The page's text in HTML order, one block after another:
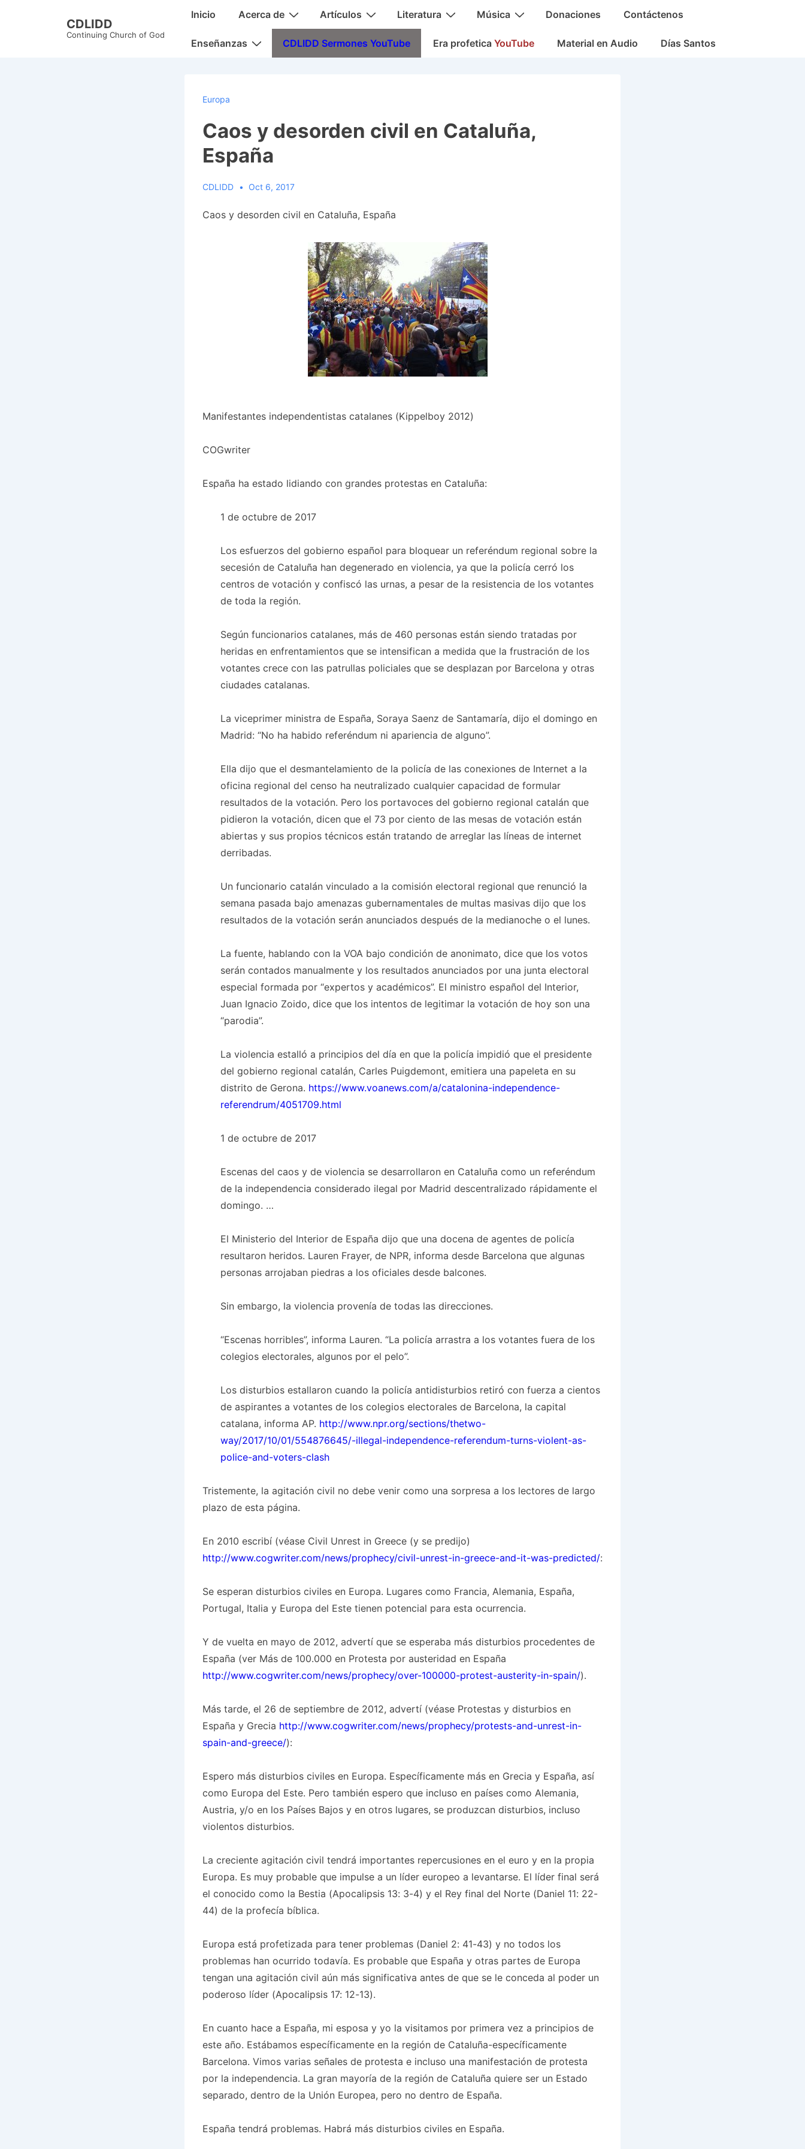
CDLIDD
Continuing Church of God
MainInicio Acerca de Artículos Literatura Música Donaciones Contáctenos
Enseñanzas CDLIDD Sermones YouTube Era profetica YouTube Material en Audio Días Santos
Europa
Caos y desorden civil en Cataluña,
España
CDLIDD Oct 6, 2017
Caos y desorden civil en Cataluña, España
Manifestantes independentistas catalanes (Kippelboy 2012)
COGwriter
España ha estado lidiando con grandes protestas en Cataluña:
1 de octubre de 2017
Los esfuerzos del gobierno español para bloquear un referéndum regional sobre la
secesión de Cataluña han degenerado en violencia, ya que la policía cerró los
centros de votación y confiscó las urnas, a pesar de la resistencia de los votantes
de toda la región.
Según funcionarios catalanes, más de 460 personas están siendo tratadas por
heridas en enfrentamientos que se intensifican a medida que la frustración de los
votantes crece con las patrullas policiales que se desplazan por Barcelona y otras
ciudades catalanas.
La viceprimer ministra de España, Soraya Saenz de Santamaría, dijo el domingo en
Madrid: “No ha habido referéndum ni apariencia de alguno”.
Ella dijo que el desmantelamiento de la policía de las conexiones de Internet a la
oficina regional del censo ha neutralizado cualquier capacidad de formular
resultados de la votación. Pero los portavoces del gobierno regional catalán que
pidieron la votación, dicen que el 73 por ciento de las mesas de votación están
abiertas y sus propios técnicos están tratando de arreglar las líneas de internet
derribadas.
Un funcionario catalán vinculado a la comisión electoral regional que renunció la
semana pasada bajo amenazas gubernamentales de multas masivas dijo que los
resultados de la votación serán anunciados después de la medianoche o el lunes.
La fuente, hablando con la VOA bajo condición de anonimato, dice que los votos
serán contados manualmente y los resultados anunciados por una junta electoral
especial formada por “expertos y académicos”. El ministro español del Interior,
Juan Ignacio Zoido, dice que los intentos de legitimar la votación de hoy son una
“parodia”.
La violencia estalló a principios del día en que la policía impidió que el presidente
del gobierno regional catalán, Carles Puigdemont, emitiera una papeleta en su
distrito de Gerona. https://www.voanews.com/a/catalonina-independence-
referendrum/4051709.html
1 de octubre de 2017
Escenas del caos y de violencia se desarrollaron en Cataluña como un referéndum
de la independencia considerado ilegal por Madrid descentralizado rápidamente el
domingo. …
El Ministerio del Interior de España dijo que una docena de agentes de policía
resultaron heridos. Lauren Frayer, de NPR, informa desde Barcelona que algunas
personas arrojaban piedras a los oficiales desde balcones.
Sin embargo, la violencia provenía de todas las direcciones.
“Escenas horribles”, informa Lauren. “La policía arrastra a los votantes fuera de los
colegios electorales, algunos por el pelo”.
Los disturbios estallaron cuando la policía antidisturbios retiró con fuerza a cientos
de aspirantes a votantes de los colegios electorales de Barcelona, ​​la capital
catalana, informa AP. http://www.npr.org/sections/thetwo-
way/2017/10/01/554876645/-illegal-independence-referendum-turns-violent-as-
police-and-voters-clash
Tristemente, la agitación civil no debe venir como una sorpresa a los lectores de largo
plazo de esta página.
En 2010 escribí (véase Civil Unrest in Greece (y se predijo)
http://www.cogwriter.com/news/prophecy/civil-unrest-in-greece-and-it-was-predicted/:
Se esperan disturbios civiles en Europa. Lugares como Francia, Alemania, España,
Portugal, Italia y Europa del Este tienen potencial para esta ocurrencia.
Y de vuelta en mayo de 2012, advertí que se esperaba más disturbios procedentes de
España (ver Más de 100.000 en Protesta por austeridad en España
http://www.cogwriter.com/news/prophecy/over-100000-protest-austerity-in-spain/).
Más tarde, el 26 de septiembre de 2012, advertí (véase Protestas y disturbios en
España y Grecia http://www.cogwriter.com/news/prophecy/protests-and-unrest-in-
spain-and-greece/):
Espero más disturbios civiles en Europa. Específicamente más en Grecia y España, así
como Europa del Este. Pero también espero que incluso en países como Alemania,
Austria, y/o en los Países Bajos y en otros lugares, se produzcan disturbios, incluso
violentos disturbios.
La creciente agitación civil tendrá importantes repercusiones en el euro y en la propia
Europa. Es muy probable que impulse a un líder europeo a levantarse. El líder final será
el conocido como la Bestia (Apocalipsis 13: 3-4) y el Rey final del Norte (Daniel 11: 22-
44) de la profecía bíblica.
Europa está profetizada para tener problemas (Daniel 2: 41-43) y no todos los
problemas han ocurrido todavía. Es probable que España y otras partes de Europa
tengan una agitación civil aún más significativa antes de que se le conceda al poder un
poderoso líder (Apocalipsis 17: 12-13).
En cuanto hace a España, mi esposa y yo la visitamos por primera vez a principios de
este año. Estábamos específicamente en la región de Cataluña-específicamente
Barcelona. Vimos varias señales de protesta e incluso una manifestación de protesta
por la independencia. La gran mayoría de la región de Cataluña quiere ser un Estado
separado, dentro de la Unión Europea, pero no dentro de España.
España tendrá problemas. Habrá más disturbios civiles en España.